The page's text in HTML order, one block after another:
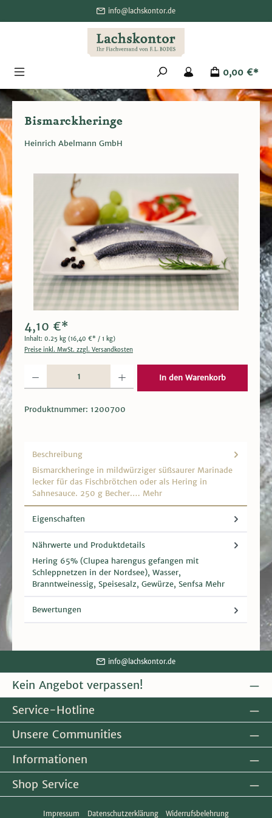
info@lachskontor.de
0,00 €*
Bismarckheringe
Heinrich Abelmann GmbH
Bildergalerie überspringen
4,10 €*
Inhalt: 0.25 kg (16,40 €* / 1 kg)
Preise inkl. MwSt. zzgl. Versandkosten
Produkt Anzahl: Gib den gewünschten Wert ein oder benutze die Schaltflächen um
In den Warenkorb
Produktnummer: 1200700
Beschreibung
Bismarckheringe in mildwürziger süßsaurer Marinade
lecker für das Fischbrötchen oder als Hering in
Sahnesauce. 250 g Becher.… Mehr
Eigenschaften
Nährwerte und Produktdetails
Hering 65% (Clupea harengus gefangen mit
Schleppnetzen in der Nordsee), Wasser,
Branntweinessig, Speisesalz, Gewürze, Senfsa Mehr
Bewertungen
info@lachskontor.de
Kein Angebot verpassen!
Service-Hotline
Unsere Communities
Informationen
Shop Service
Impressum Datenschutzerklärung Widerrufsbelehrung